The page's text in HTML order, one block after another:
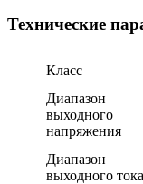
Технические
Класс
Диапазон
выходного
напряжения
Диапазон
выходного тока